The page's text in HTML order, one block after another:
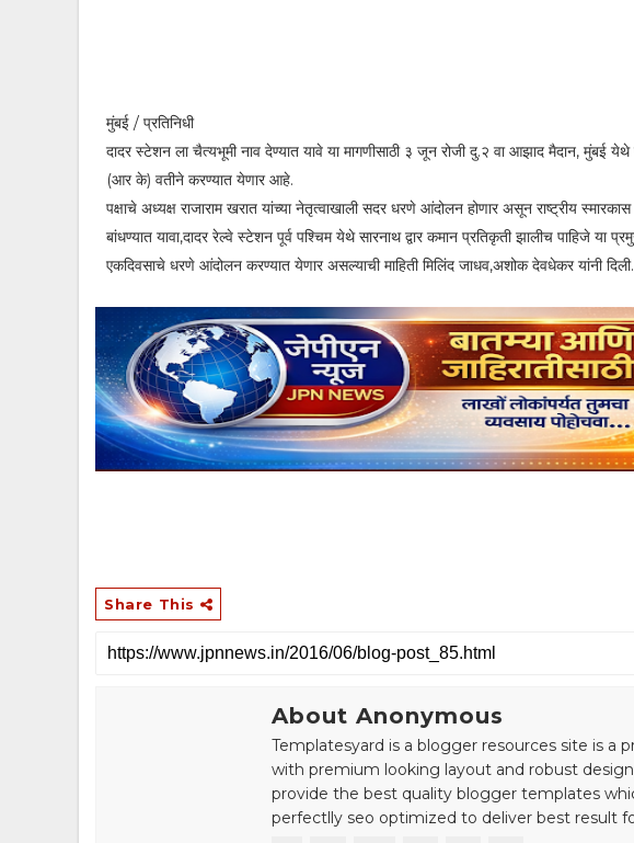
मुंबई / प्रतिनिधी
दादर स्टेशन ला चैत्यभूमी नाव देण्यात यावे या मागणीसाठी ३ जून रोजी दु.२ वा आझाद मैदान, मुंबई
(आर के) वतीने करण्यात येणार आहे.
पक्षाचे अध्यक्ष राजाराम खरात यांच्या नेतृत्वाखाली सदर धरणे आंदोलन होणार असून राष्ट्रीय
बांधण्यात यावा,दादर रेल्वे स्टेशन पूर्व पश्चिम येथे सारनाथ द्वार कमान प्रतिकृती झालीच पाहिजे या
एकदिवसाचे धरणे आंदोलन करण्यात येणार असल्याची माहिती मिलिंद जाधव,अशोक देवधेकर यांनी दिली.
Share This
About Anonymous
Templatesyard is a blogger resources site is
with premium looking layout and robust
provide the best quality blogger templates
perfectlly seo optimized to deliver best result